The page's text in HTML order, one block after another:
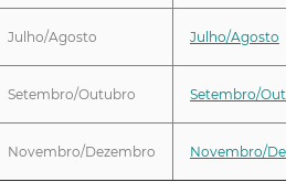
Julho/Agosto Julho/Agosto
Setembro/Outubro Setembro/
Novembro/Dezembro Novembro/